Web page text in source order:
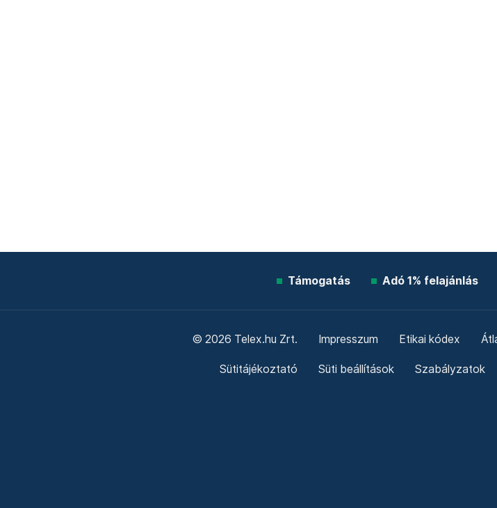
Támogatás Adó 1% felajánlás
© 2026 Telex.hu Zrt. Impresszum Etikai kódex
Sütitájékoztató Süti beállítások Szabályzatok